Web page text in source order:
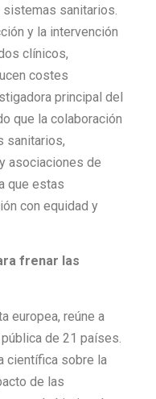
sanitarios.
y la intervención
clínicos,
costes
principal del
que la colaboración
sanitarios,
asociaciones de
que estas
con equidad y
frenar las
europea, reúne a
de 21 países.
científica sobre la
de las